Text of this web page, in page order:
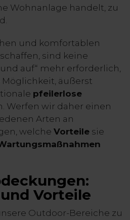
Wohnanlage handelt, zu
und komfortablen
sind keine
auf“ mehr erforderlich,
äußerst
pfeilerlose
Werfen wir daher einen
Arten an
welche Vorteile sie
:
Vorteile
Outdoor-Bereiche zu